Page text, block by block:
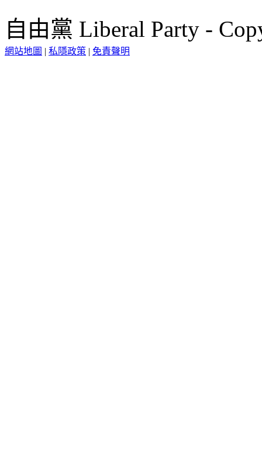
自由黨 Liberal Party -
網站地圖 | 私隱政策 | 免責聲明